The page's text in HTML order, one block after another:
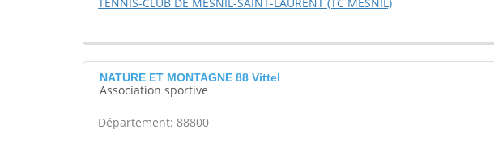
NATURE ET MONTAGNE 88 Vittel
Association sportive
Département: 88800